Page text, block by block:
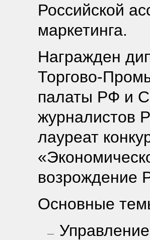
Российской
маркетинга.
Награжден
Торгово-
палаты РФ и
журналистов
лауреат
возрождение
Основные
Управление